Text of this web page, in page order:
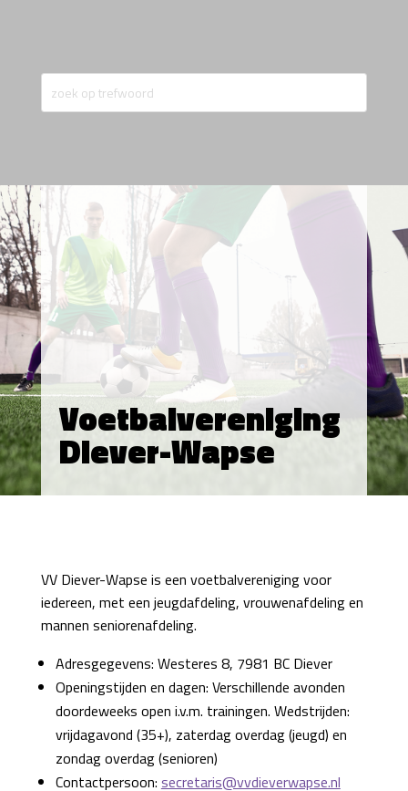
Voetbalvereniging
Diever-Wapse
VV Diever-Wapse is een voetbalvereniging voor
iedereen, met een jeugdafdeling, vrouwenafdeling en
mannen seniorenafdeling.
Adresgegevens: Westeres 8, 7981 BC Diever
Openingstijden en dagen: Verschillende avonden
doordeweeks open i.v.m. trainingen. Wedstrijden:
vrijdagavond (35+), zaterdag overdag (jeugd) en
zondag overdag (senioren)
Contactpersoon: secretaris@vvdieverwapse.nl